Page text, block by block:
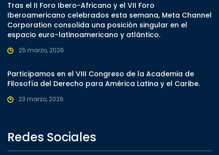
Tras el II Foro Ibero-Africano y el VII Foro
Iberoamericano celebrados esta semana, Meta Channel
Corporation consolida una posición singular en el
espacio euro-latinoamericano y atlántico.
25 marzo, 2026
Participamos en el VIII Congreso de la Academia de
Filosofía del Derecho para América Latina y el Caribe.
23 marzo, 2026
Redes Sociales